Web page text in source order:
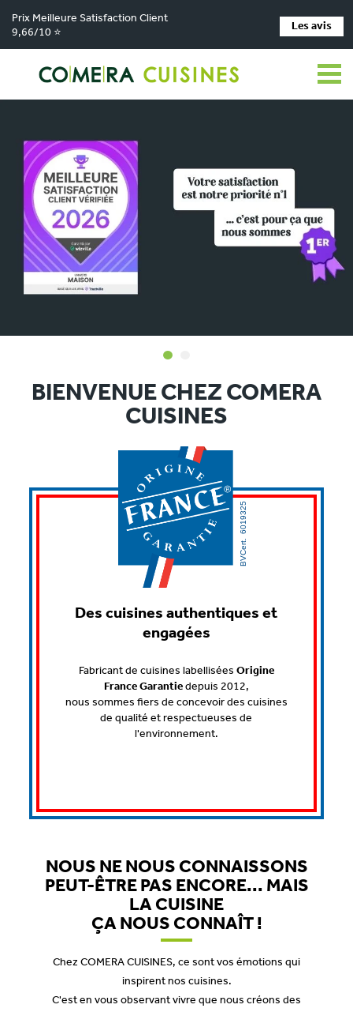
Prix Meilleure Satisfaction Client
9,66/10 ⭐
Les avis
BIENVENUE CHEZ COMERA
CUISINES
NOUS NE NOUS CONNAISSONS
PEUT-ÊTRE PAS ENCORE... MAIS
LA CUISINE
ÇA NOUS CONNAÎT !
Chez COMERA CUISINES, ce sont vos émotions qui
inspirent nos cuisines.
C'est en vous observant vivre que nous créons des
Des cuisines authentiques et
engagées
Fabricant de cuisines labellisées Origine
France Garantiedepuis 2012,
nous sommes fiers de concevoir des cuisines
de qualité et respectueuses de
l'environnement.